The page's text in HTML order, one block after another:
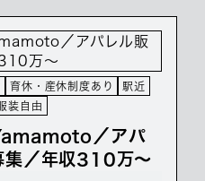
育休・産休制度あり
駅近
装自由
／アパ
集／年収310万～